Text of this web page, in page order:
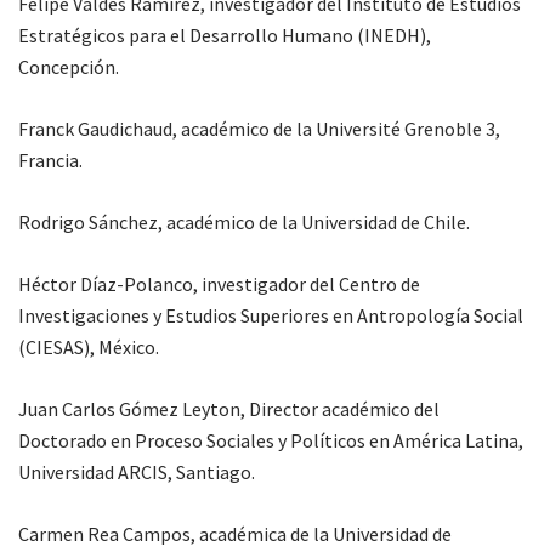
Estratégicos para el Desarrollo Humano (INEDH),
Concepción.
Franck Gaudichaud, académico de la Université Grenoble 3,
Francia.
Rodrigo Sánchez, académico de la Universidad de Chile.
Héctor Díaz-Polanco, investigador del Centro de
Investigaciones y Estudios Superiores en Antropología Social
(CIESAS), México.
Juan Carlos Gómez Leyton, Director académico del
Doctorado en Proceso Sociales y Políticos en América Latina,
Universidad ARCIS, Santiago.
Carmen Rea Campos, académica de la Universidad de